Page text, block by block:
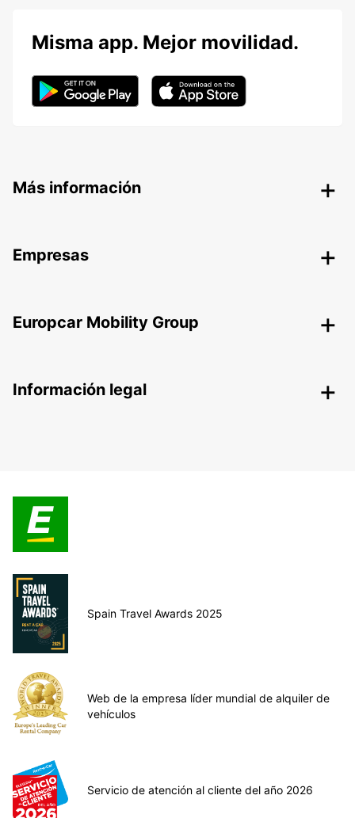
Misma app. Mejor movilidad.
Más información
Empresas
Europcar Mobility Group
Información legal
Spain Travel Awards 2025
Web de la empresa líder mundial de alquiler de
vehículos
Servicio de atención al cliente del año 2026